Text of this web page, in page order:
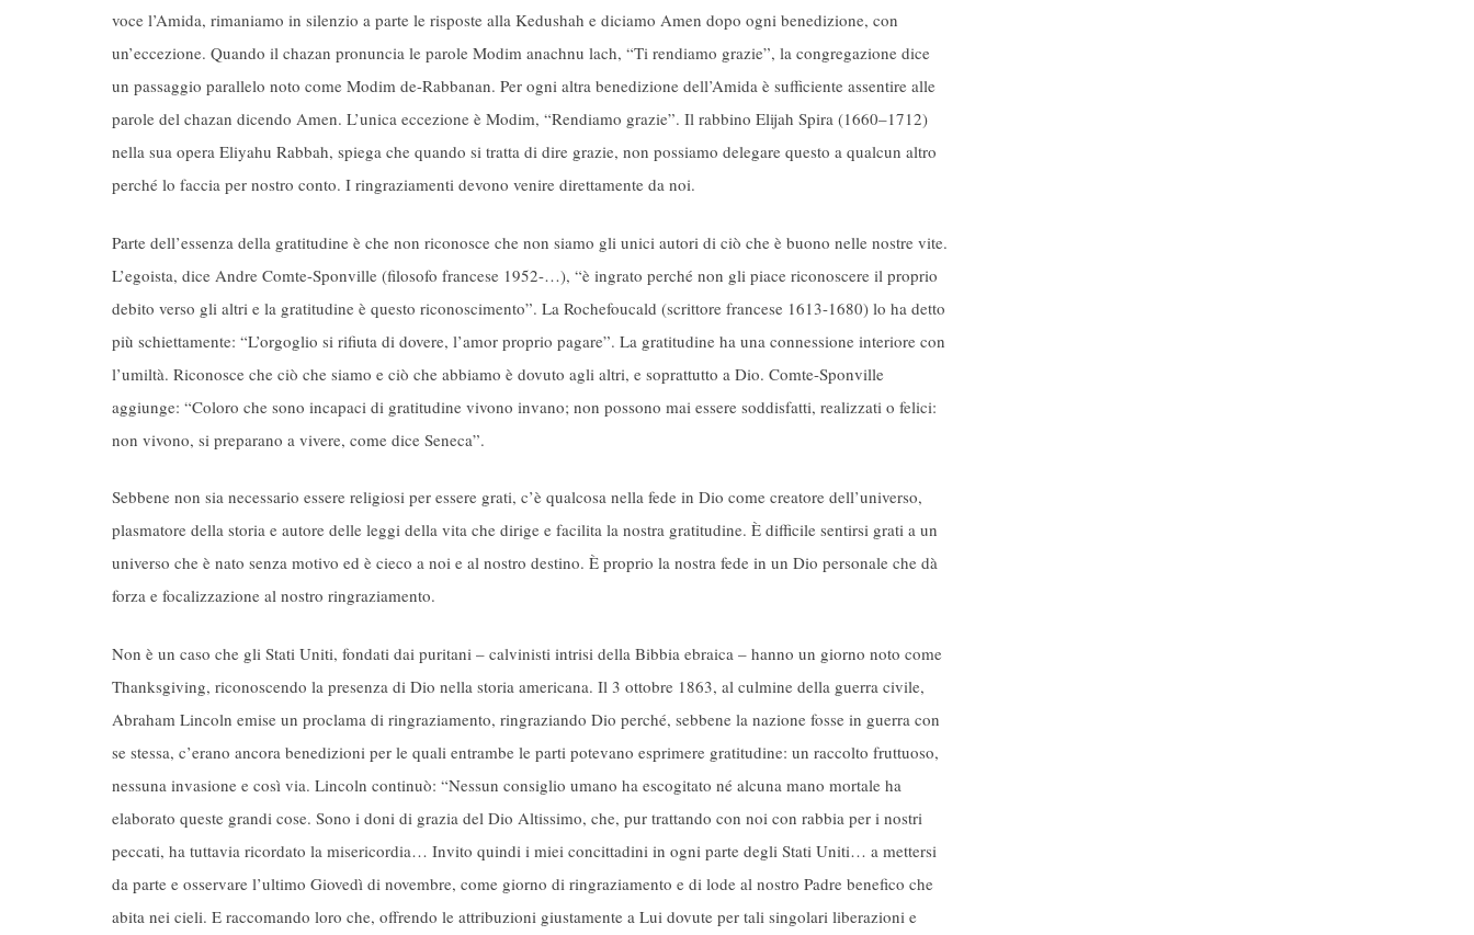
voce l’Amida, rimaniamo in silenzio a parte le risposte alla Kedushah e diciamo Amen dopo ogni benedizione, con
un’eccezione. Quando il chazan pronuncia le parole Modim anachnu lach, “Ti rendiamo grazie”, la congregazione dice
un passaggio parallelo noto come Modim de-Rabbanan. Per ogni altra benedizione dell’Amida è sufficiente assentire alle
parole del chazan dicendo Amen. L’unica eccezione è Modim, “Rendiamo grazie”. Il rabbino Elijah Spira (1660–1712)
nella sua opera Eliyahu Rabbah, spiega che quando si tratta di dire grazie, non possiamo delegare questo a qualcun altro
perché lo faccia per nostro conto. I ringraziamenti devono venire direttamente da noi.
Parte dell’essenza della gratitudine è che non riconosce che non siamo gli unici autori di ciò che è buono nelle nostre vite.
L’egoista, dice Andre Comte-Sponville (filosofo francese 1952-…), “è ingrato perché non gli piace riconoscere il proprio
debito verso gli altri e la gratitudine è questo riconoscimento”. La Rochefoucald (scrittore francese 1613-1680) lo ha detto
più schiettamente: “L’orgoglio si rifiuta di dovere, l’amor proprio pagare”. La gratitudine ha una connessione interiore con
l’umiltà. Riconosce che ciò che siamo e ciò che abbiamo è dovuto agli altri, e soprattutto a Dio. Comte-Sponville
aggiunge: “Coloro che sono incapaci di gratitudine vivono invano; non possono mai essere soddisfatti, realizzati o felici:
non vivono, si preparano a vivere, come dice Seneca”.
Sebbene non sia necessario essere religiosi per essere grati, c’è qualcosa nella fede in Dio come creatore dell’universo,
plasmatore della storia e autore delle leggi della vita che dirige e facilita la nostra gratitudine. È difficile sentirsi grati a un
universo che è nato senza motivo ed è cieco a noi e al nostro destino. È proprio la nostra fede in un Dio personale che dà
forza e focalizzazione al nostro ringraziamento.
Non è un caso che gli Stati Uniti, fondati dai puritani – calvinisti intrisi della Bibbia ebraica – hanno un giorno noto come
Thanksgiving, riconoscendo la presenza di Dio nella storia americana. Il 3 ottobre 1863, al culmine della guerra civile,
Abraham Lincoln emise un proclama di ringraziamento, ringraziando Dio perché, sebbene la nazione fosse in guerra con
se stessa, c’erano ancora benedizioni per le quali entrambe le parti potevano esprimere gratitudine: un raccolto fruttuoso,
nessuna invasione e così via. Lincoln continuò: “Nessun consiglio umano ha escogitato né alcuna mano mortale ha
elaborato queste grandi cose. Sono i doni di grazia del Dio Altissimo, che, pur trattando con noi con rabbia per i nostri
peccati, ha tuttavia ricordato la misericordia… Invito quindi i miei concittadini in ogni parte degli Stati Uniti… a mettersi
da parte e osservare l’ultimo Giovedì di novembre, come giorno di ringraziamento e di lode al nostro Padre benefico che
abita nei cieli. E raccomando loro che, offrendo le attribuzioni giustamente a Lui dovute per tali singolari liberazioni e